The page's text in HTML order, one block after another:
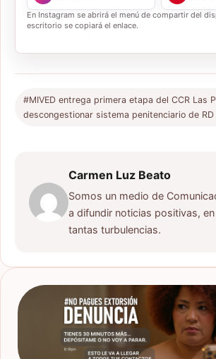
En Instagram se abrirá el menú de compartir del
escritorio se copiará el enlace.
#MIVED entrega primera etapa del CCR Las
descongestionar sistema penitenciario de RD
Carmen Luz Beato
Somos un medio de
a difundir noticias positivas,
tantas turbulencias.